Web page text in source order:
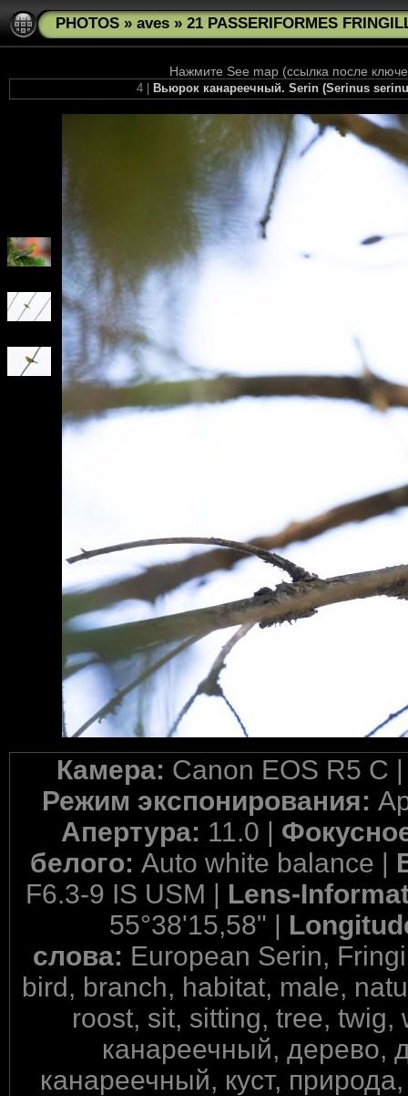
PHOTOS » aves » 21 PASSERIFORMES
Нажмите See map (ссылка после
4 | Вьюрок канареечный. Serin (Serinus
Камера: Canon EOS R5 C
Режим экспонирования:
Апертура: 11.0 |
белого:Auto white balance |
F6.3-9 IS USM | Lens-
55°38'15,58" |
слова: European Serin,
bird, branch, habitat, male,
roost, sit, sitting, tree,
канареечный, дерево,
канареечный, куст,